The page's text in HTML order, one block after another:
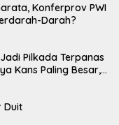
Konferprov PWI
Darah?
Pilkada Terpanas
Kans Paling Besar,
Duit